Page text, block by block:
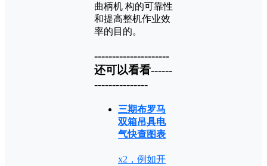
曲柄机 构的可靠性
和提高整机作业效
率的目的。
---------------------
还可以看看------
---------------
三期布罗马
双箱吊具电
气快查图表
x2，例如开